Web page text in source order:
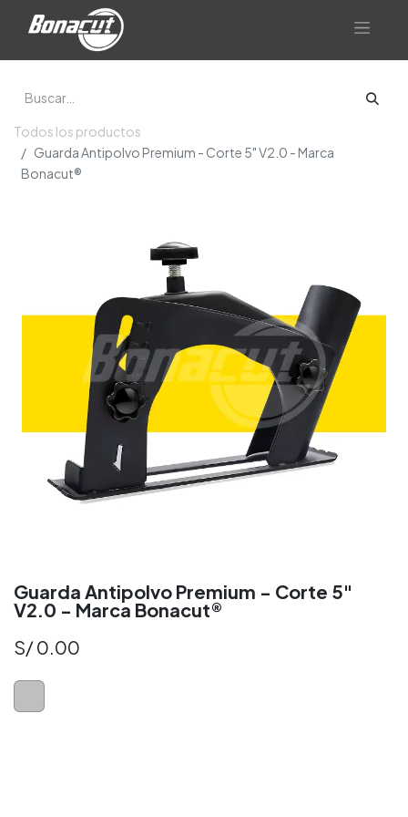
Todos los productos
Guarda Antipolvo Premium - Corte 5" V2.0 - Marca
Bonacut®
Guarda Antipolvo Premium - Corte 5"
V2.0 - Marca Bonacut®
S/0.00